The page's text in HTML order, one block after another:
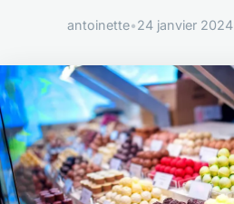
antoinette•24 janvier 2024